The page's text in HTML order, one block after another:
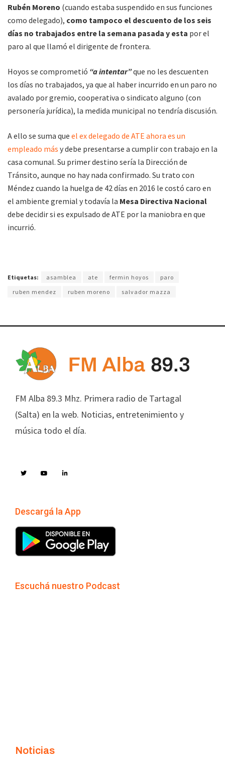
Rubén Moreno (cuando estaba suspendido en sus funciones
como delegado), como tampoco el descuento de los seis
días no trabajados entre la semana pasada y esta por el
paro al que llamó el dirigente de frontera.
Hoyos se comprometió “a intentar”que no les descuenten
los días no trabajados, ya que al haber incurrido en un paro no
avalado por gremio, cooperativa o sindicato alguno (con
personería jurídica), la medida municipal no tendría discusión.
A ello se suma que el ex delegado de ATE ahora es un
empleado más y debe presentarse a cumplir con trabajo en la
casa comunal. Su primer destino sería la Dirección de
Tránsito, aunque no hay nada confirmado. Su trato con
Méndez cuando la huelga de 42 días en 2016 le costó caro en
el ambiente gremial y todavía la Mesa Directiva Nacional
debe decidir si es expulsado de ATE por la maniobra en que
incurrió.
Etiquetas: asamblea ate fermin hoyos
paro
ruben mendez
ruben moreno salvador mazza
FM Alba 89.3 Mhz. Primera radio de Tartagal
(Salta) en la web. Noticias, entretenimiento y
música todo el día.
Descargá la App
Escuchá nuestro Podcast
Noticias